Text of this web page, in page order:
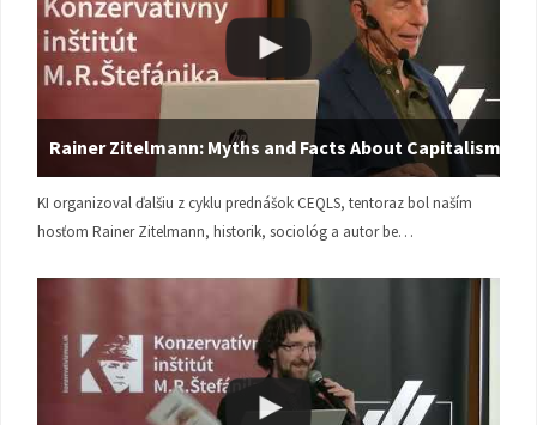
Rainer Zitelmann: Myths and Facts About Capitalism
KI organizoval ďalšiu z cyklu prednášok CEQLS, tentoraz bol naším
hosťom Rainer Zitelmann, historik, sociológ a autor be…